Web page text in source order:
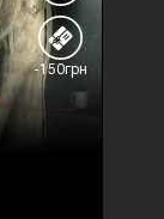
-150грн